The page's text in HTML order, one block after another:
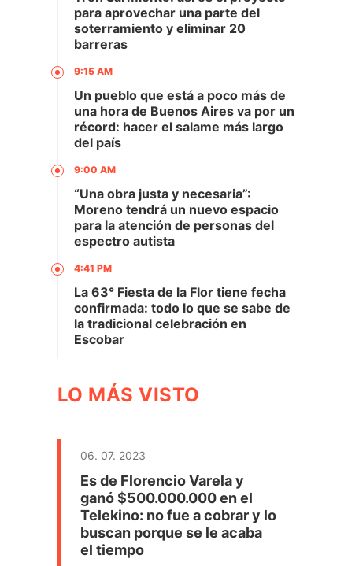
para aprovechar una parte del
soterramiento y eliminar 20
barreras
9:15 AM
Un pueblo que está a poco más de
una hora de Buenos Aires va por un
récord: hacer el salame más largo
del país
9:00 AM
“Una obra justa y necesaria”:
Moreno tendrá un nuevo espacio
para la atención de personas del
espectro autista
4:41 PM
La 63° Fiesta de la Flor tiene fecha
confirmada: todo lo que se sabe de
la tradicional celebración en
Escobar
LO MÁS VISTO
06. 07. 2023
Es de Florencio Varela y
ganó $500.000.000 en el
Telekino: no fue a cobrar y lo
buscan porque se le acaba
el tiempo